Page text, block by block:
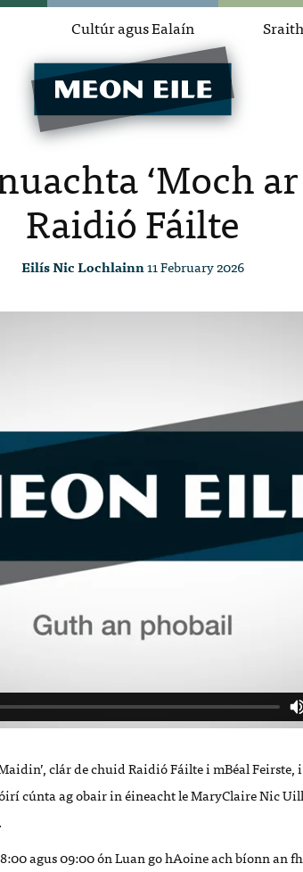
Cultúr agus Ealaín
‘Moch
Raidió Fáilte
Eilís Nic Lochlainn11 February 2026
clár de chuid Raidió Fáilte i mBéal
cúnta ag obair in éineacht le MaryClaire Nic
agus 09:00 ón Luan go hAoine ach bíonn an